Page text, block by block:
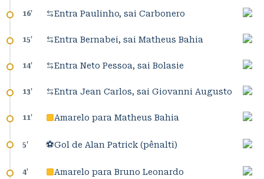
16' Entra Paulinho, sai Carbonero
15' Entra Bernabei, sai Matheus Bahia
14' Entra Neto Pessoa, sai Bolasie
13' Entra Jean Carlos, sai Giovanni Augusto
11' Amarelo para Matheus Bahia
5' ⚽Gol de Alan Patrick (pênalti)
4' Amarelo para Bruno Leonardo